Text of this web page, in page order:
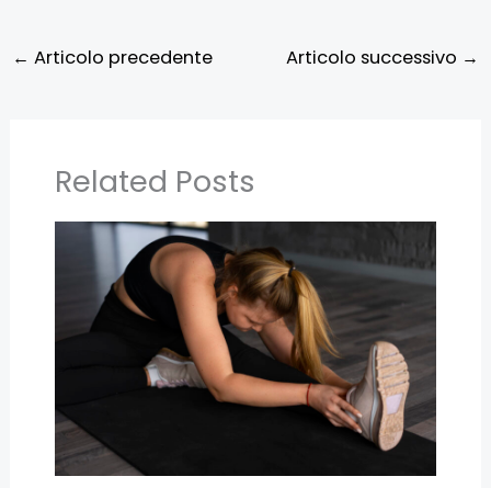
← Articolo precedente Articolo successivo →
Related Posts